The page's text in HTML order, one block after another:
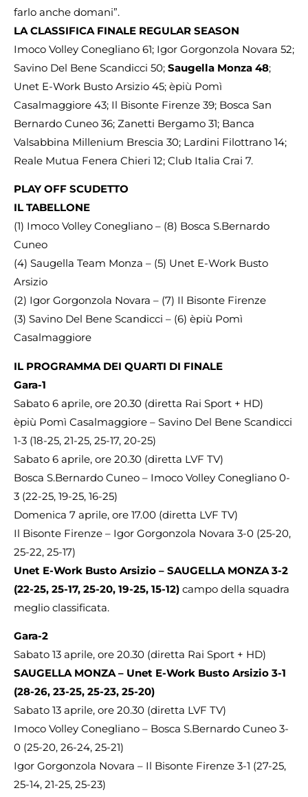
farlo anche domani”.
LA CLASSIFICA FINALE REGULAR SEASON
Imoco Volley Conegliano 61; Igor Gorgonzola Novara 52;
Savino Del Bene Scandicci 50; Saugella Monza 48;
Unet E-Work Busto Arsizio 45; èpiù Pomì
Casalmaggiore 43; Il Bisonte Firenze 39; Bosca San
Bernardo Cuneo 36; Zanetti Bergamo 31; Banca
Valsabbina Millenium Brescia 30; Lardini Filottrano 14;
Reale Mutua Fenera Chieri 12; Club Italia Crai 7.
PLAY OFF SCUDETTO
IL TABELLONE
(1) Imoco Volley Conegliano – (8) Bosca S.Bernardo
Cuneo
(4) Saugella Team Monza – (5) Unet E-Work Busto
Arsizio
(2) Igor Gorgonzola Novara – (7) Il Bisonte Firenze
(3) Savino Del Bene Scandicci – (6) èpiù Pomì
Casalmaggiore
IL PROGRAMMA DEI QUARTI DI FINALE
Gara-1
Sabato 6 aprile, ore 20.30 (diretta Rai Sport + HD)
èpiù Pomì Casalmaggiore – Savino Del Bene Scandicci
1-3 (18-25, 21-25, 25-17, 20-25)
Sabato 6 aprile, ore 20.30 (diretta LVF TV)
Bosca S.Bernardo Cuneo – Imoco Volley Conegliano 0-
3 (22-25, 19-25, 16-25)
Domenica 7 aprile, ore 17.00 (diretta LVF TV)
Il Bisonte Firenze – Igor Gorgonzola Novara 3-0 (25-20,
25-22, 25-17)
Unet E-Work Busto Arsizio – SAUGELLA MONZA 3-2
(22-25, 25-17, 25-20, 19-25, 15-12) campo della squadra
meglio classificata.
Gara-2
Sabato 13 aprile, ore 20.30 (diretta Rai Sport + HD)
SAUGELLA MONZA – Unet E-Work Busto Arsizio 3-1
(28-26, 23-25, 25-23, 25-20)
Sabato 13 aprile, ore 20.30 (diretta LVF TV)
Imoco Volley Conegliano – Bosca S.Bernardo Cuneo 3-
0 (25-20, 26-24, 25-21)
Igor Gorgonzola Novara – Il Bisonte Firenze 3-1 (27-25,
25-14, 21-25, 25-23)